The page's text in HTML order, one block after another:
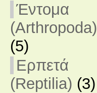
Έντομα
(Arthropoda)
(5)
Ερπετά
(Reptilia) (3)